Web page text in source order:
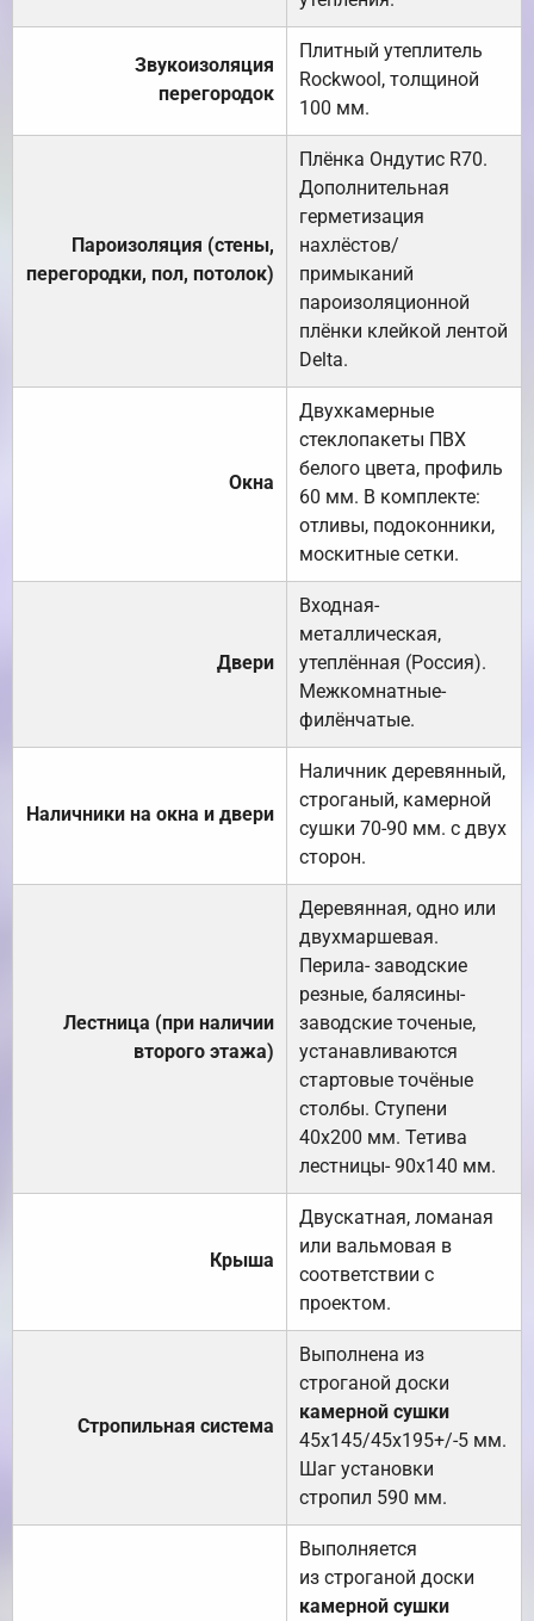
Звукоизоляция
перегородок
Плитный утеплитель
Rockwool, толщиной
100 мм.
Пароизоляция (стены,
перегородки, пол, потолок)
Плёнка Ондутис R70.
Дополнительная
герметизация
нахлёстов/
примыканий
пароизоляционной
плёнки клейкой лентой
Delta.
Окна
Двухкамерные
стеклопакеты ПВХ
белого цвета, профиль
60 мм. В комплекте:
отливы, подоконники,
москитные сетки.
Двери
Входная-
металлическая,
утеплённая (Россия).
Межкомнатные-
филёнчатые.
Наличники на окна и двери
Наличник деревянный,
строганый, камерной
сушки 70-90 мм. с двух
сторон.
Лестница (при наличии
второго этажа)
Деревянная, одно или
двухмаршевая.
Перила- заводские
резные, балясины-
заводские точеные,
устанавливаются
стартовые точёные
столбы. Ступени
40х200 мм. Тетива
лестницы- 90х140 мм.
Крыша
Двускатная, ломаная
или вальмовая в
соответствии с
проектом.
Стропильная система
Выполнена из
строганой доски
камерной сушки
45х145/45х195+/-5 мм.
Шаг установки
стропил 590 мм.
Выполняется
из строганой доски
камерной сушки